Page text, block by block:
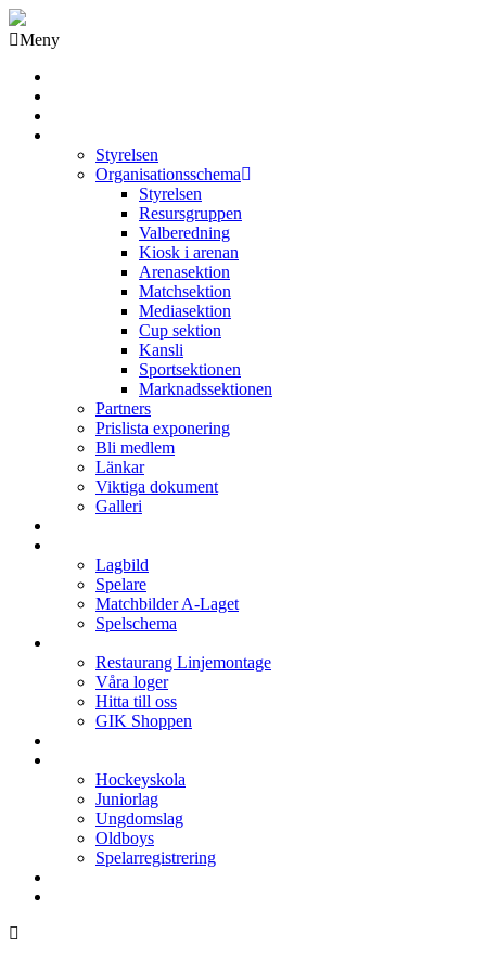
Meny
Styrelsen
Organisationsschema
Styrelsen
Resursgruppen
Valberedning
Kiosk i arenan
Arenasektion
Matchsektion
Mediasektion
Cup sektion
Kansli
Sportsektionen
Marknadssektionen
Partners
Prislista exponering
Bli medlem
Länkar
Viktiga dokument
Galleri
Lagbild
Spelare
Matchbilder A-Laget
Spelschema
Restaurang Linjemontage
Våra loger
Hitta till oss
GIK Shoppen
Hockeyskola
Juniorlag
Ungdomslag
Oldboys
Spelarregistrering